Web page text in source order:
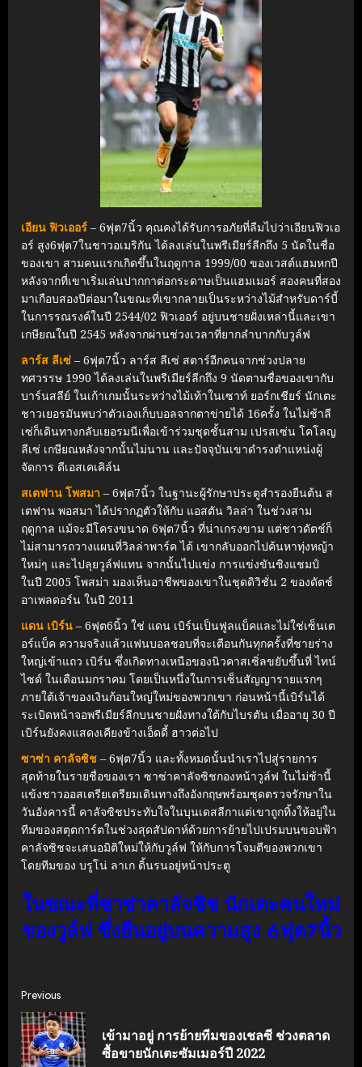
เอียน ฟิวเออร์ – 6ฟุต7นิ้ว คุณคงได้รับการอภัยที่ลืมไปว่าเอียนฟิวเอ
อร์ สูง6ฟุต7ในชาวอเมริกัน ได้ลงเล่นในพรีเมียร์ลีกถึง 5 นัดในชื่อ
ของเขา สามคนแรกเกิดขึ้นในฤดูกาล 1999/00 ของเวสต์แฮมหกปี
หลังจากที่เขาเริ่มเล่นปากกาต่อกระดาษเป็นแฮมเมอร์ สองคนที่สอง
มาเกือบสองปีต่อมาในขณะที่เขากลายเป็นระหว่างไม้สำหรับดาร์บี้
ในการรณรงค์ในปี 2544/02 ฟิวเออร์ อยู่บนชายฝั่งเหล่านี้และเขา
เกษียณในปี 2545 หลังจากผ่านช่วงเวลาที่ยากลำบากกับวูล์ฟ
ลาร์ส ลีเซ่ – 6ฟุต7นิ้ว ลาร์ส ลีเซ่ สตาร์อีกคนจากช่วงปลาย
ทศวรรษ 1990 ได้ลงเล่นในพรีเมียร์ลีกถึง 9 นัดตามชื่อของเขากับ
บาร์นสลีย์ ในเก้าเกมนั้นระหว่างไม้เท้าในเซาท์ ยอร์กเชียร์ นักเตะ
ชาวเยอรมันพบว่าตัวเองเก็บบอลจากตาข่ายได้ 16ครั้ง ในไม่ช้าลี
เซ่ก็เดินทางกลับเยอรมนีเพื่อเข้าร่วมชุดชั้นสาม เปรสเซ่น โคโลญ
ลีเซ่ เกษียณหลังจากนั้นไม่นาน และปัจจุบันเขาดำรงตำแหน่งผู้
จัดการ ดีเอสเคเคิล์น
สเตฟาน โพสมา – 6ฟุต7นิ้ว ในฐานะผู้รักษาประตูสำรองยืนต้น ส
เตฟาน พอสมา ได้ปรากฏตัวให้กับ แอสตัน วิลล่า ในช่วงสาม
ฤดูกาล แม้จะมีโครงขนาด 6ฟุต7นิ้ว ที่น่าเกรงขาม แต่ชาวดัตช์ก็
ไม่สามารถวางแผนที่วิลล่าพาร์ค ได้ เขากลับออกไปค้นหาทุ่งหญ้า
ใหม่ๆ และไปลุยวูล์ฟแทน จากนั้นไปแข่ง การแข่งขันชิงแชมป์
ในปี 2005 โพสม่า มองเห็นอาชีพของเขาในชุดดิวิชั่น 2 ของดัตช์
อาเพลดอร์น ในปี 2011
แดน เบิร์น – 6ฟุต6นิ้ว ใช่ แดน เบิร์นเป็นฟูลแบ็คและไม่ใช่เซ็นเต
อร์แบ็ค ความจริงแล้วแฟนบอลชอบที่จะเตือนกันทุกครั้งที่ชายร่าง
ใหญ่เข้าแถว เบิร์น ซึ่งเกิดทางเหนือของนิวคาสเซิ่ลขยับขึ้นที่ ไทน์
ไซด์ ในเดือนมกราคม โดยเป็นหนึ่งในการเซ็นสัญญารายแรกๆ
ภายใต้เจ้าของเงินก้อนใหญ่ใหม่ของพวกเขา ก่อนหน้านี้เบิร์นได้
ระเบิดหน้าจอพรีเมียร์ลีกบนชายฝั่งทางใต้กับไบรตัน เมื่ออายุ 30 ปี
เบิร์นยังคงแสดงเคียงข้างเอ็ดดี้ ฮาวต่อไป
ซาซ่า คาลัจซิช – 6ฟุต7นิ้ว และทั้งหมดนั้นนำเราไปสู่รายการ
สุดท้ายในรายชื่อของเรา ซาซ่าคาลัจซิชกองหน้าวูล์ฟ ในไม่ช้านี้
แข้งชาวออสเตรียเตรียมเดินทางถึงอังกฤษพร้อมชุดตรวจรักษาใน
วันอังคารนี้ คาลัจซิชประทับใจในบุนเดสลีกาแต่เขาถูกทิ้งให้อยู่ใน
ทีมของสตุตการ์ตในช่วงสุดสัปดาห์ด้วยการย้ายไปเปรมบนขอบฟ้า
คาลัจซิชจะเสนอมิติใหม่ให้กับวูล์ฟ ให้กับการโจมตีของพวกเขา
โดยทีมของ บรูโน่ ลาเก ดิ้นรนอยู่หน้าประตู
ในขณะที่ซาซ่าคาลัจซิช นักเตะคนใหม่
ของวูล์ฟ ซึ่งยืนอยู่บนความสูง 6ฟุต7นิ้ว
Continue
Reading
Previous
เข้ามาอยู่ การย้ายทีมของเชลซี ช่วงตลาด
ซื้อขายนักเตะซัมเมอร์ปี 2022